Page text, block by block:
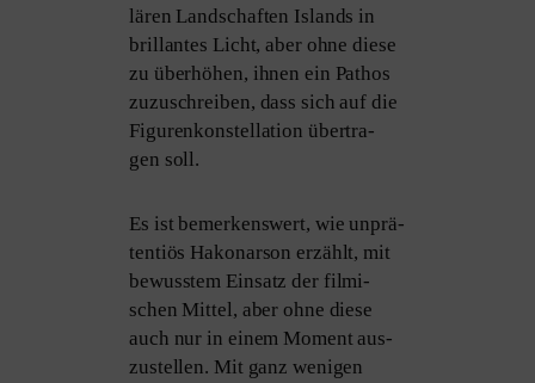
lä­ren Landschaften Islands in
bril­lan­tes Licht, aber ohne die­se
zu über­hö­hen, ihnen ein Pathos
zuzu­schrei­ben, dass sich auf die
Figurenkonstellation über­tra­
gen soll.
Es ist bemer­kens­wert, wie unprä­
ten­ti­ös Hakonarson erzählt, mit
bewuss­tem Einsatz der fil­mi­
schen Mittel, aber ohne die­se
auch nur in einem Moment aus­
zu­stel­len. Mit ganz weni­gen